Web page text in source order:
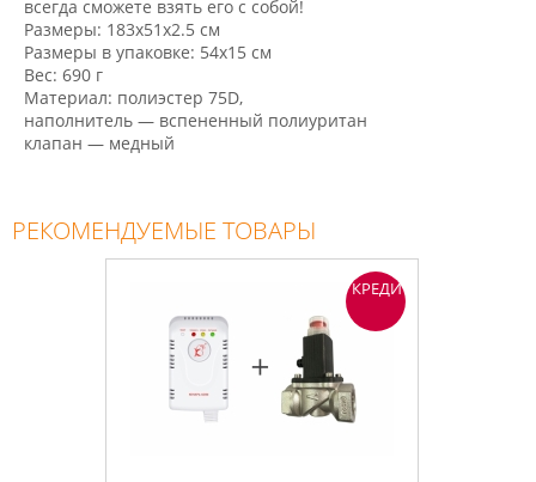
всегда сможете взять его с собой!
Размеры: 183x51x2.5 см
Размеры в упаковке: 54х15 см
Вес: 690 г
Материал: полиэстер 75D,
наполнитель — вспененный полиуритан
клапан — медный
РЕКОМЕНДУЕМЫЕ ТОВАРЫ
КРЕДИТ